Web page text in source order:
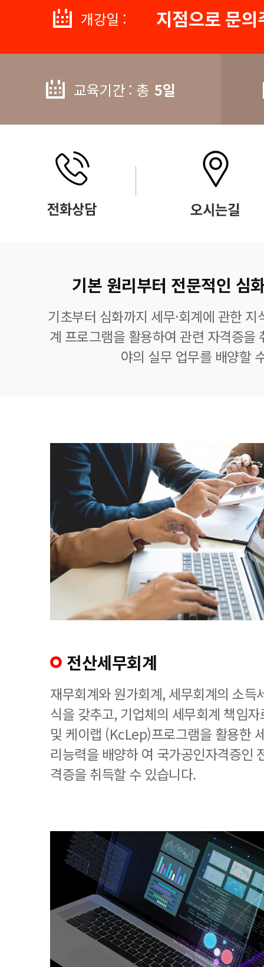
개강일 : 지점으로 문
교육기간 : 총 5일
기본 원리부터 전문적인 심
기초부터 심화까지 세무·회계에 관한
계 프로그램을 활용하여 관련 자격증을
야의 실무 업무를 배양할
전산세무회계
재무회계와 원가회계, 세무회계의 소득
식을 갖추고, 기업체의 세무회계 책임
및 케이랩 (KcLep)프로그램을 활용한
리능력을 배양하 여 국가공인자격증인
격증을 취득할 수 있습니다.